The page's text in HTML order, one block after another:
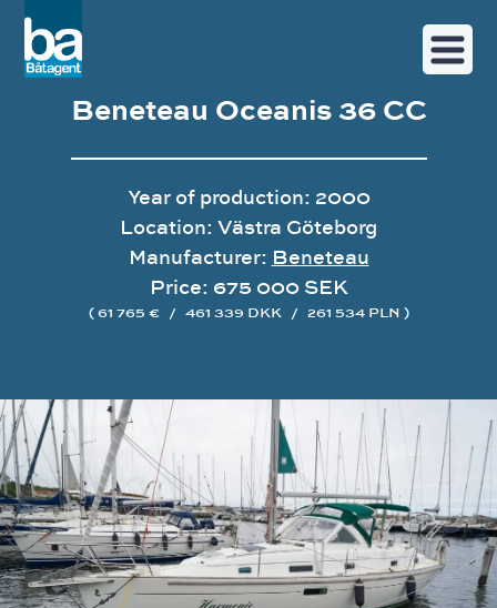
Beneteau Oceanis 36 CC
Year of production: 2000
Location: Västra Göteborg
Manufacturer: Beneteau
Price: 675 000 SEK
( 61 765 € / 461 339 DKK / 261 534 PLN )